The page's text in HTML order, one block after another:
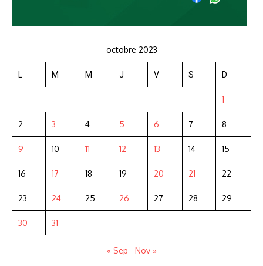
octobre 2023
L M M J V S D
1
2 3 4 5 6 7 8
9 10 11 12 13 14 15
16 17 18 19 20 21 22
23 24 25 26 27 28 29
30 31
« Sep Nov »